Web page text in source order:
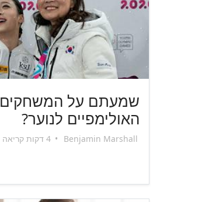
שמעתם על המשחקים
האולימפיים לנוער?
Benjamin Marshall
•